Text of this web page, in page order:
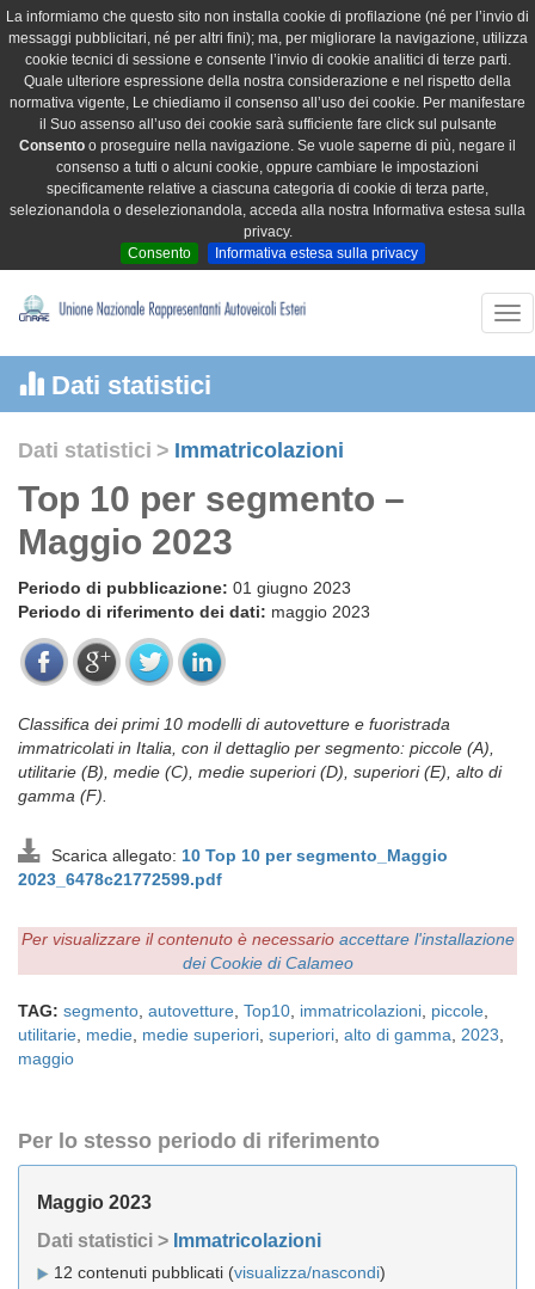
La informiamo che questo sito non installa cookie di profilazione (né per l’invio di
messaggi pubblicitari, né per altri fini); ma, per migliorare la navigazione, utilizza
cookie tecnici di sessione e consente l’invio di cookie analitici di terze parti.
Quale ulteriore espressione della nostra considerazione e nel rispetto della
normativa vigente, Le chiediamo il consenso all’uso dei cookie. Per manifestare
il Suo assenso all’uso dei cookie sarà sufficiente fare click sul pulsante
Consento o proseguire nella navigazione. Se vuole saperne di più, negare il
consenso a tutti o alcuni cookie, oppure cambiare le impostazioni
specificamente relative a ciascuna categoria di cookie di terza parte,
selezionandola o deselezionandola, acceda alla nostra Informativa estesa sulla
privacy.
Consento
Informativa estesa sulla privacy
Dati statistici
Dati statistici > Immatricolazioni
Top 10 per segmento –
Maggio 2023
Periodo di pubblicazione: 01 giugno 2023
Periodo di riferimento dei dati: maggio 2023
Classifica dei primi 10 modelli di autovetture e fuoristrada
immatricolati in Italia, con il dettaglio per segmento: piccole (A),
utilitarie (B), medie (C), medie superiori (D), superiori (E), alto di
gamma (F).
Scarica allegato: 10 Top 10 per segmento_Maggio
2023_6478c21772599.pdf
Per visualizzare il contenuto è necessario accettare l'installazione
dei Cookie di Calameo
TAG: segmento autovetture Top10 immatricolazioni piccole
utilitarie medie medie superiori superiori alto di gamma 2023
maggio
Per lo stesso periodo di riferimento
Maggio 2023
Dati statistici > Immatricolazioni
12 contenuti pubblicati (visualizza/nascondi)